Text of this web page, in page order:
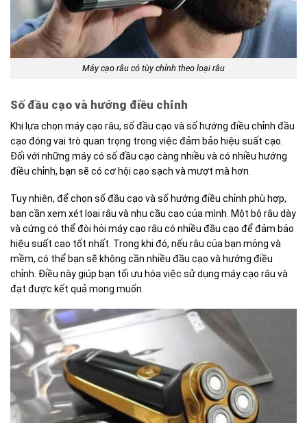
Máy cạo râu có tùy chỉnh theo loại râu
Số đầu cạo và hướng điều chỉnh
Khi lựa chọn máy cạo râu, số đầu cạo và số hướng điều chỉnh đầu
cạo đóng vai trò quan trọng trong việc đảm bảo hiệu suất cạo.
Đối với những máy có số đầu cạo càng nhiều và có nhiều hướng
điều chỉnh, bạn sẽ có cơ hội cạo sạch và mượt mà hơn.
Tuy nhiên, để chọn số đầu cạo và số hướng điều chỉnh phù hợp,
bạn cần xem xét loại râu và nhu cầu cạo của mình. Một bộ râu dày
và cứng có thể đòi hỏi máy cạo râu có nhiều đầu cạo để đảm bảo
hiệu suất cạo tốt nhất. Trong khi đó, nếu râu của bạn mỏng và
mềm, có thể bạn sẽ không cần nhiều đầu cạo và hướng điều
chỉnh. Điều này giúp bạn tối ưu hóa việc sử dụng máy cạo râu và
đạt được kết quả mong muốn.